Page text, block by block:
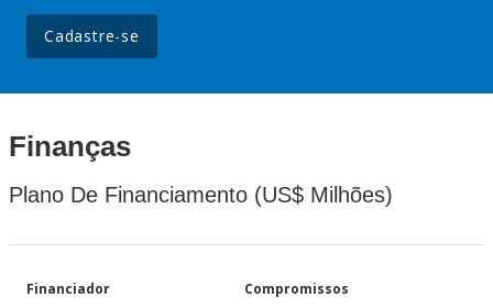
Cadastre-se
Finanças
Plano De Financiamento (US$ Milhões)
Financiador Compromissos